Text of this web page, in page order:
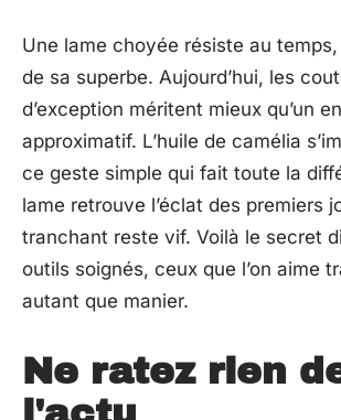
Une lame choyée résiste au
de sa superbe. Aujourd’hui, les
d’exception méritent mieux qu’un
approximatif. L’huile de camélia
ce geste simple qui fait toute la
lame retrouve l’éclat des premiers
tranchant reste vif. Voilà le secret
outils soignés, ceux que l’on aime
autant que manier.
Ne ratez rien